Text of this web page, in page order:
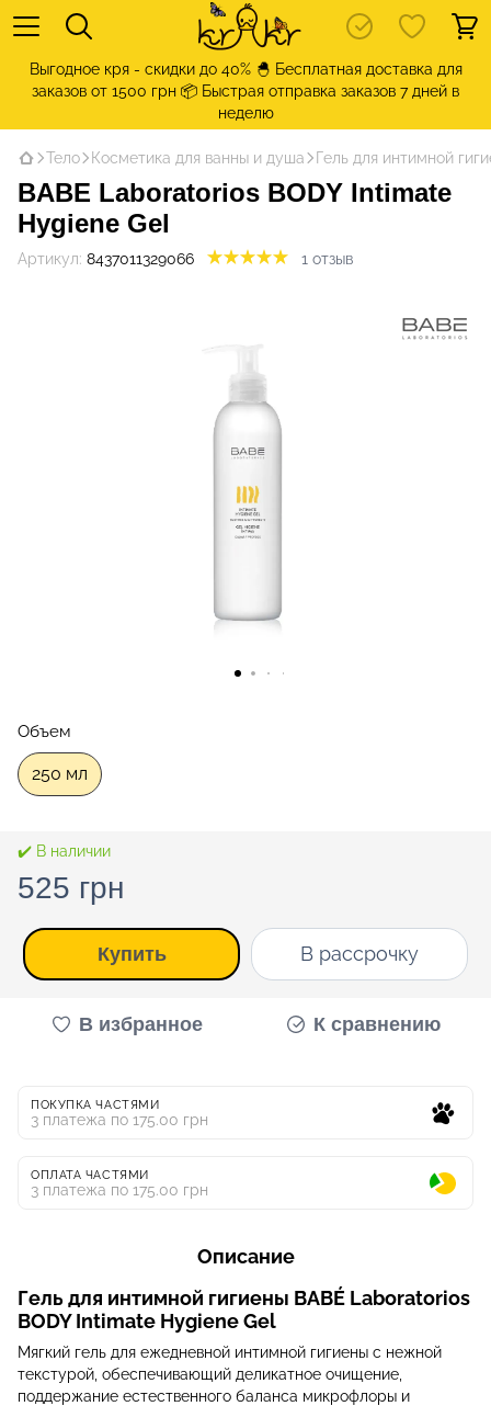
Выгодное кря - скидки до 40% 🐣 Бесплатная доставка для
заказов от 1500 грн 📦 Быстрая отправка заказов 7 дней в
неделю
Тело Косметика для ванны и душа Гель для интимной
BABE Laboratorios BODY Intimate
Hygiene Gel
Артикул: 8437011329066 1 отзыв
Объем
250 мл
✔️ В наличии
525 грн
Купить В рассрочку
В избранное К сравнению
ПОКУПКА ЧАСТЯМИ
3 платежа по 175.00 грн
ОПЛАТА ЧАСТЯМИ
3 платежа по 175.00 грн
Описание
Гель для интимной гигиены BABÉ Laboratorios
BODY Intimate Hygiene Gel
Мягкий гель для ежедневной интимной гигиены с нежной
текстурой, обеспечивающий деликатное очищение,
поддержание естественного баланса микрофлоры и